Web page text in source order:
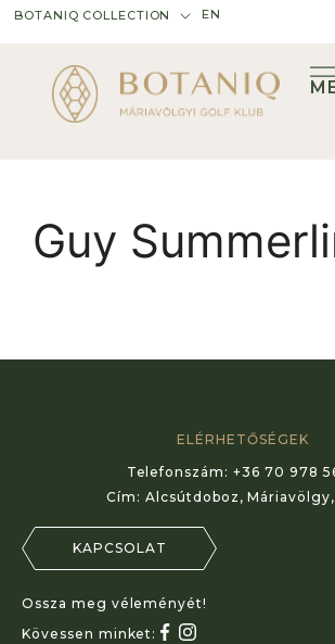
BOTANIQ COLLECTION EN
Guy
ELÉRHETŐSÉGEK
Telefonszám:+36 70 978
Cím: Alcsútdoboz,
KAPCSOLAT
Ossza meg véleményét!
Kövessen minket: